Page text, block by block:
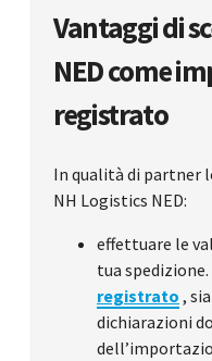
Vantaggi di
NED come
registrato
In qualità di partner
NH Logistics NED:
effettuare le
tua
registrato ,
dichiarazioni